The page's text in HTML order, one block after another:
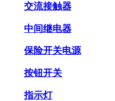
交流接触器
中间继电器
保险开关电源
按钮开关
指示灯